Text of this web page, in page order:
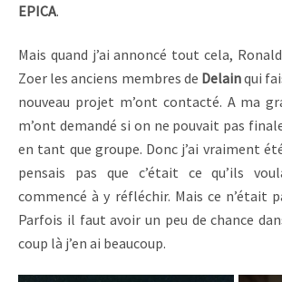
EPICA.
Mais quand j’ai annoncé tout cela,
Zoer les anciens membres de Delainqui
nouveau projet m’ont contacté. A ma
m’ont demandé si on ne pouvait pas
en tant que groupe. Donc j’ai vraiment
pensais pas que c’était ce qu’ils
commencé à y réfléchir. Mais ce n’était
Parfois il faut avoir un peu de chance
coup là j’en ai beaucoup.